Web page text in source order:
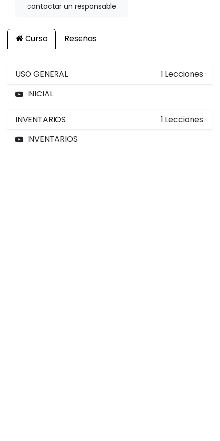
contactar un responsable
Curso Reseñas
USO GENERAL 1 Lecciones ·
INICIAL
INVENTARIOS 1 Lecciones ·
INVENTARIOS